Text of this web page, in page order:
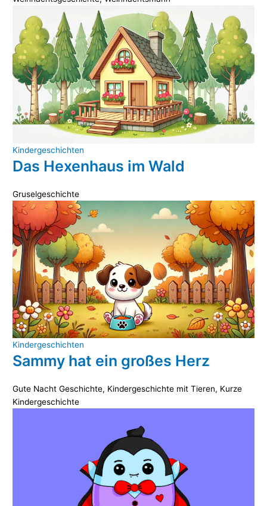
Kindergeschichten
Das Hexenhaus im Wald
Gruselgeschichte
Kindergeschichten
Sammy hat ein großes Herz
Gute Nacht Geschichte, Kindergeschichte mit Tieren, Kurze
Kindergeschichte